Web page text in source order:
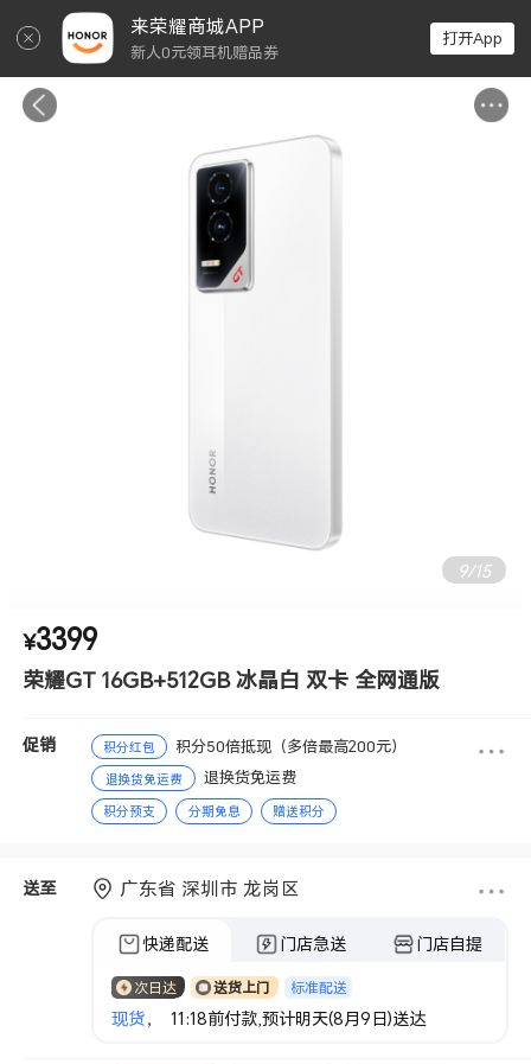
来荣耀商城APP
新人0元领耳机赠品券
打开App
9/15
¥3399
荣耀GT 16GB+512GB 冰晶白 双卡 全网通版
促销 积分红包 积分50倍抵现（多倍最高200元）
退换货免运费 退换货免运费
积分预支 分期免息 赠送积分
送至 广东省 深圳市 龙岗区
快递配送 门店急送 门店自提
次日达 送货上门 标准配送
现货， 11:18前付款,预计明天(8月9日)送达